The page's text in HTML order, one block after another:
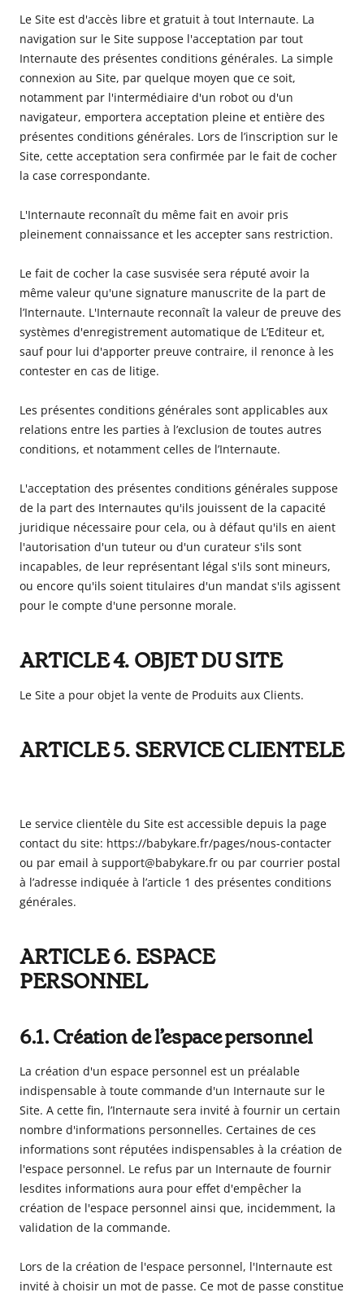
Le Site est d'accès libre et gratuit à tout Internaute. La
navigation sur le Site suppose l'acceptation par tout
Internaute des présentes conditions générales. La simple
connexion au Site, par quelque moyen que ce soit,
notamment par l'intermédiaire d'un robot ou d'un
navigateur, emportera acceptation pleine et entière des
présentes conditions générales. Lors de l’inscription sur le
Site, cette acceptation sera confirmée par le fait de cocher
la case correspondante.
L'Internaute reconnaît du même fait en avoir pris
pleinement connaissance et les accepter sans restriction.
Le fait de cocher la case susvisée sera réputé avoir la
même valeur qu'une signature manuscrite de la part de
l’Internaute. L'Internaute reconnaît la valeur de preuve des
systèmes d'enregistrement automatique de L’Editeur et,
sauf pour lui d'apporter preuve contraire, il renonce à les
contester en cas de litige.
Les présentes conditions générales sont applicables aux
relations entre les parties à l’exclusion de toutes autres
conditions, et notamment celles de l’Internaute.
L'acceptation des présentes conditions générales suppose
de la part des Internautes qu'ils jouissent de la capacité
juridique nécessaire pour cela, ou à défaut qu'ils en aient
l'autorisation d'un tuteur ou d'un curateur s'ils sont
incapables, de leur représentant légal s'ils sont mineurs,
ou encore qu'ils soient titulaires d'un mandat s'ils agissent
pour le compte d'une personne morale.
ARTICLE 4. OBJET DU SITE
Le Site a pour objet la vente de Produits aux Clients.
ARTICLE 5. SERVICE CLIENTELE
Le service clientèle du Site est accessible depuis la page
contact du site: https://babykare.fr/pages/nous-contacter
ou par email à support@babykare.fr ou par courrier postal
à l’adresse indiquée à l’article 1 des présentes conditions
générales.
ARTICLE 6. ESPACE
PERSONNEL
6.1. Création de l’espace personnel
La création d'un espace personnel est un préalable
indispensable à toute commande d'un Internaute sur le
Site. A cette fin, l’Internaute sera invité à fournir un certain
nombre d'informations personnelles. Certaines de ces
informations sont réputées indispensables à la création de
l'espace personnel. Le refus par un Internaute de fournir
lesdites informations aura pour effet d'empêcher la
création de l'espace personnel ainsi que, incidemment, la
validation de la commande.
Lors de la création de l'espace personnel, l'Internaute est
invité à choisir un mot de passe. Ce mot de passe constitue